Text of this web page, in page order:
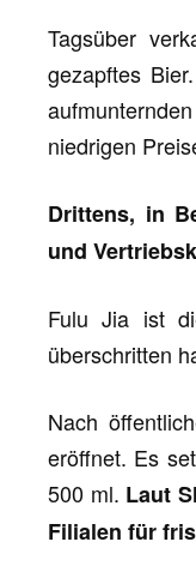
Tagsüber
gezapftes
niedrigen
Drittens, in
und
Fulu Jia ist
überschritten
Nach
eröffnet. Es
500 ml. Laut
Filialen für